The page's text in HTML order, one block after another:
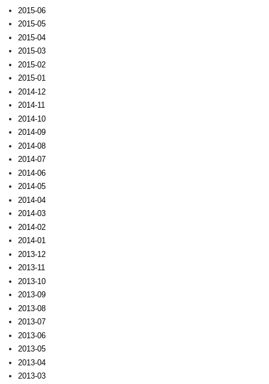
2015-06
2015-05
2015-04
2015-03
2015-02
2015-01
2014-12
2014-11
2014-10
2014-09
2014-08
2014-07
2014-06
2014-05
2014-04
2014-03
2014-02
2014-01
2013-12
2013-11
2013-10
2013-09
2013-08
2013-07
2013-06
2013-05
2013-04
2013-03